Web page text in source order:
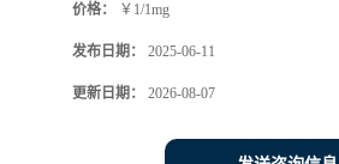
价格： ￥1/1mg
发布日期： 2025-06-11
更新日期： 2026-08-07